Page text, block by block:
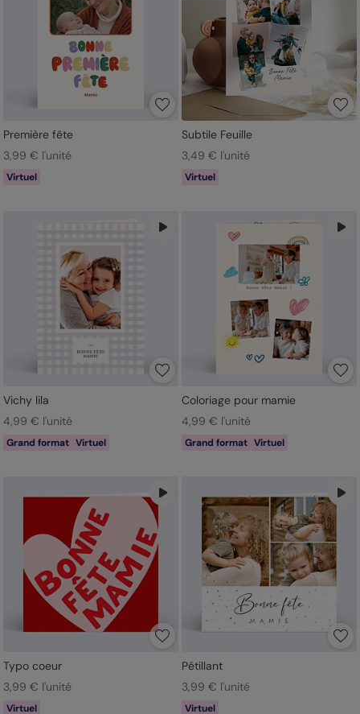
Première fête
3,99 € l'unité
Virtuel
Subtile Feuille
3,49 € l'unité
Virtuel
Vichy lila
4,99 € l'unité
Grand format Virtuel
Coloriage pour mamie
4,99 € l'unité
Grand format Virtuel
Typo coeur
3,99 € l'unité
Virtuel
Pétillant
3,99 € l'unité
Virtuel